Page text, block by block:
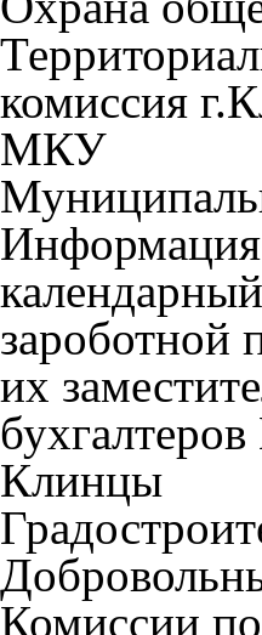
комиссия
МКУ
Информация
зароботной
их
Клинцы
Комиссии